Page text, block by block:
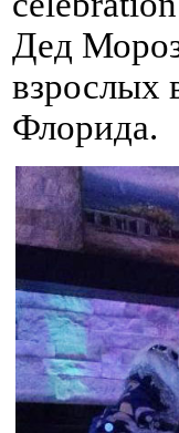
Дед
взрослых
Флорида.